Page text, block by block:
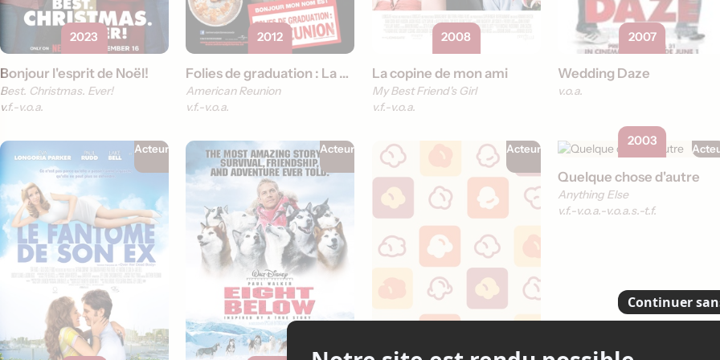
2023
Bonjour l'esprit de Noël!
Best. Christmas. Ever!
v.f. v.o.a.
2012
Folies de graduation : La réunion
American Reunion
v.f. v.o.a.
2008
La copine de mon ami
My Best Friend's Girl
v.f. v.o.a.
2007
Wedding Daze
v.o.a.
Acteur Acteur Acteur
2003
Quelque chose d'autre
Anything Else
v.f. v.o.a. v.o.a.s.-t.f.